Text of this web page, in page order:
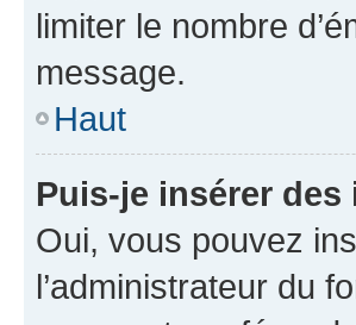
limiter le nombre
message.
Haut
Puis-je insérer des
Oui, vous pouvez
l’administrateur du